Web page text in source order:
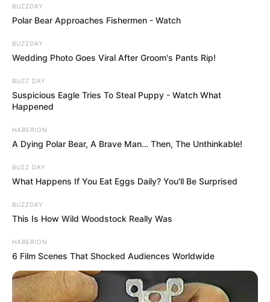
avant de l’embrasser. Chloé lui rend son baiser.
Baptiste va-t-il vraiment quitter Marseille et
laisser Chloé derrière lui ? Réponse dans
belle la vie, encore plus belle
BUZZDAY
Polar Bear Approaches Fishermen - Watch
BUZZDAY
Wedding Photo Goes Viral After Groom's Pants Rip!
BUZZ DAY
Suspicious Eagle Tries To Steal Puppy - Watch What
Happened
HABERION
A Dying Polar Bear, A Brave Man… Then, The Unthinkable!
BUZZ DAY
What Happens If You Eat Eggs Daily? You'll Be Surprised
BUZZDAY
This Is How Wild Woodstock Really Was
HABERION
6 Film Scenes That Shocked Audiences Worldwide